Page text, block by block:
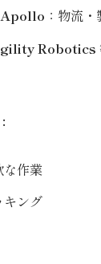
：物流
Robotics
な作業
キング